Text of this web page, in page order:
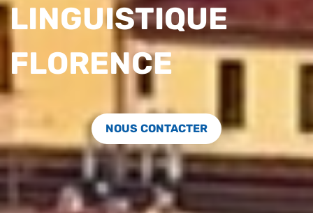
LINGUISTIQUE
FLORENCE
NOUS CONTACTER